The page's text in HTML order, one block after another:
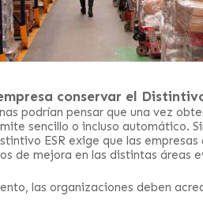
conservar el
podrían pensar que una vez
sencillo o incluso automático.
ESR exige que las
de mejora en las distintas áreas
las organizaciones deben